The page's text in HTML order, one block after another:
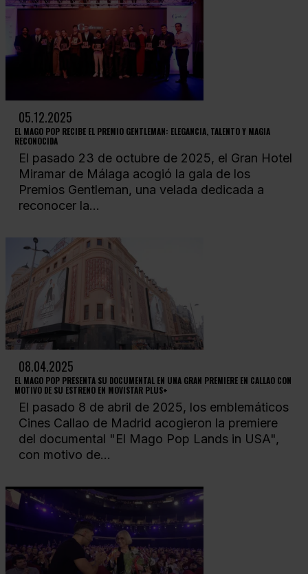
05.12.2025
EL MAGO POP RECIBE EL PREMIO GENTLEMAN: ELEGANCIA, TALENTO Y MAGIA
RECONOCIDA
El pasado 23 de octubre de 2025, el Gran Hotel
Miramar de Málaga acogió la gala de los
Premios Gentleman, una velada dedicada a
reconocer la...
08.04.2025
EL MAGO POP PRESENTA SU DOCUMENTAL EN UNA GRAN PREMIERE EN CALLAO CON
MOTIVO DE SU ESTRENO EN MOVISTAR PLUS+
El pasado 8 de abril de 2025, los emblemáticos
Cines Callao de Madrid acogieron la premiere
del documental "El Mago Pop Lands in USA",
con motivo de...